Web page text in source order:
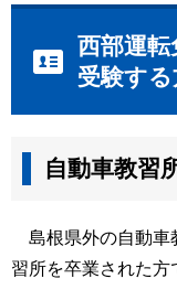
西部運
受験する
自動車教習
島根県外の自動車
習所を卒業された